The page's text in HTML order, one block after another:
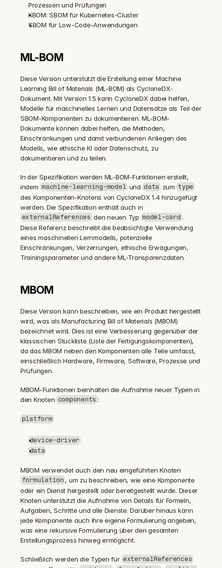
Prozessen und Prüfungen
KBOM: SBOM für Kubernetes-Cluster
SBOM für Low-Code-Anwendungen
ML-BOM
Diese Version unterstützt die Erstellung einer Machine
Learning Bill of Materials (ML-BOM) als CycloneDX-
Dokument. Mit Version 1.5 kann CycloneDX dabei helfen,
Modelle für maschinelles Lernen und Datensätze als Teil der
SBOM-Komponenten zu dokumentieren. ML-BOM-
Dokumente können dabei helfen, die Methoden,
Einschränkungen und damit verbundenen Anliegen des
Modells, wie ethische KI oder Datenschutz, zu
dokumentieren und zu teilen.
In der Spezifikation werden ML-BOM-Funktionen erstellt,
indem machine-learning-model und data zum type
des Komponenten-Knotens von CycloneDX 1.4 hinzugefügt
externalReferences den neuen Typ model-card .
Diese Referenz beschreibt die beabsichtigte Verwendung
eines maschinellen Lernmodells, potenzielle
Einschränkungen, Verzerrungen, ethische Erwägungen,
Trainingsparameter und andere ML-Transparenzdaten.
MBOM
Diese Version kann beschreiben, wie ein Produkt hergestellt
wird, was als Manufacturing Bill of Materials (MBOM)
bezeichnet wird. Dies ist eine Verbesserung gegenüber der
klassischen Stückliste (Liste der Fertigungskomponenten),
da das MBOM neben den Komponenten alle Teile umfasst,
einschließlich Hardware, Firmware, Software, Prozesse und
Prüfungen.
MBOM-Funktionen beinhalten die Aufnahme neuer Typen in
den Knoten components :
platform
device-driver
data
formulation , um zu beschreiben, wie eine Komponente
oder ein Dienst hergestellt oder bereitgestellt wurde. Dieser
Knoten unterstützt die Aufnahme von Details für Formeln,
Aufgaben, Schritte und alle Dienste. Darüber hinaus kann
jede Komponente auch ihre eigene Formulierung angeben,
was eine rekursive Formulierung über den gesamten
Erstellungsprozess hinweg ermöglicht.
Schließlich werden die Typen für externalReferences